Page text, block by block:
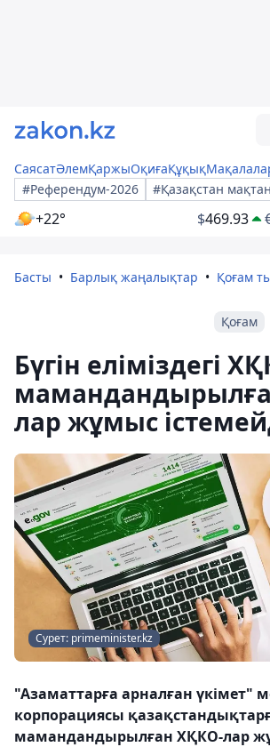
СаясатӘлемҚаржыОқиғаҚұқық
#Референдум-2026
#Қазақстан
+22° $469.93
Басты Барлық жаңалықтар Қоғам
Қоғам
Бүгін еліміздегі
лар жұмыс
Сурет: primeminister.kz
"Азаматтарға арналған үкімет"
корпорациясы
мамандандырылған ХҚКО-лар